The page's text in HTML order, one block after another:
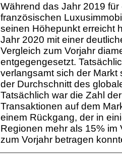
Während das Jahr 2019 für
französischen
seinen Höhepunkt erreicht
Jahr 2020 mit einer
Vergleich zum Vorjahr
entgegengesetzt.
verlangsamt sich der Markt
der Durchschnitt des
Tatsächlich war die Zahl der
Transaktionen auf dem
einem Rückgang, der in
Regionen mehr als 15% im
zum Vorjahr betragen